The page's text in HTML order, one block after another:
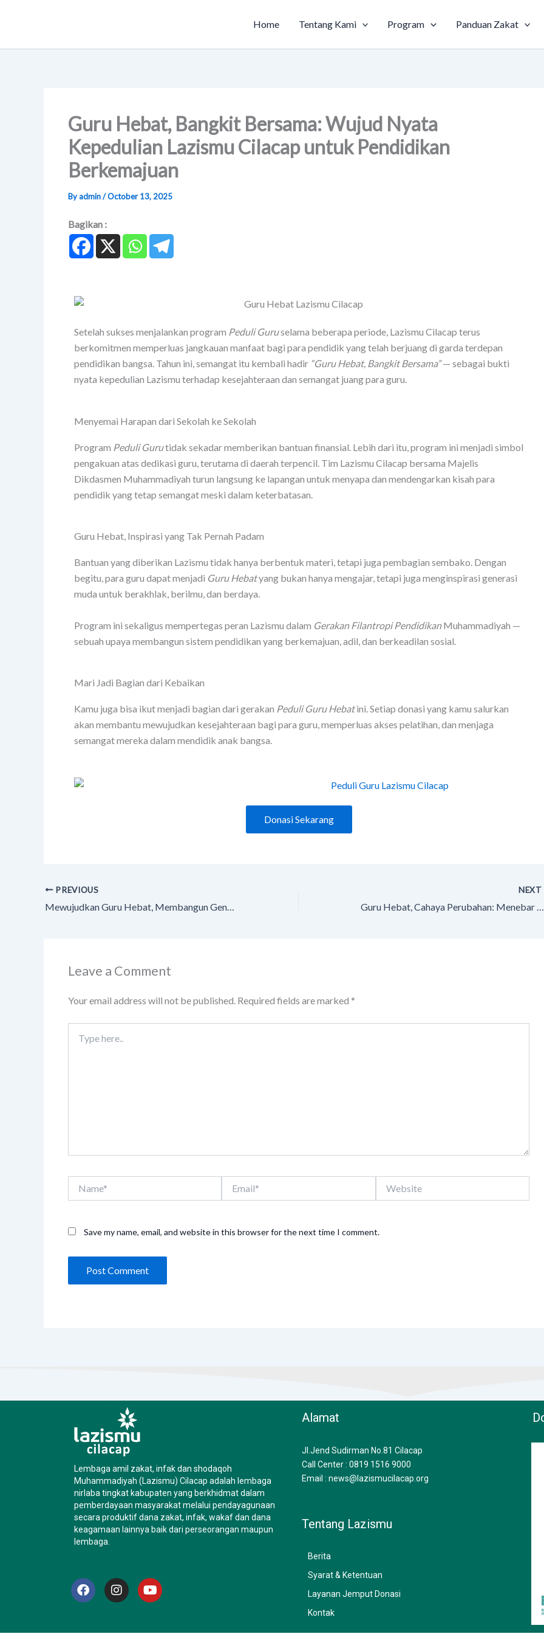
Home Tentang Kami Program Panduan Zakat
Guru Hebat, Bangkit Bersama: Wujud Nyata
Kepedulian Lazismu Cilacap untuk Pendidikan
Berkemajuan
By admin/October 13, 2025
Bagikan :
Setelah sukses menjalankan program Peduli Guruselama beberapa periode, Lazismu Cilacap terus
berkomitmen memperluas jangkauan manfaat bagi para pendidik yang telah berjuang di garda terdepan
pendidikan bangsa. Tahun ini, semangat itu kembali hadir “Guru Hebat, Bangkit Bersama”— sebagai bukti
nyata kepedulian Lazismu terhadap kesejahteraan dan semangat juang para guru.
Menyemai Harapan dari Sekolah ke Sekolah
Program Peduli Gurutidak sekadar memberikan bantuan finansial. Lebih dari itu, program ini menjadi simbol
pengakuan atas dedikasi guru, terutama di daerah terpencil. Tim Lazismu Cilacap bersama Majelis
Dikdasmen Muhammadiyah turun langsung ke lapangan untuk menyapa dan mendengarkan kisah para
pendidik yang tetap semangat meski dalam keterbatasan.
Guru Hebat, Inspirasi yang Tak Pernah Padam
Bantuan yang diberikan Lazismu tidak hanya berbentuk materi, tetapi juga pembagian sembako. Dengan
begitu, para guru dapat menjadi Guru Hebatyang bukan hanya mengajar, tetapi juga menginspirasi generasi
muda untuk berakhlak, berilmu, dan berdaya.
Program ini sekaligus mempertegas peran Lazismu dalam Gerakan Filantropi PendidikanMuhammadiyah —
sebuah upaya membangun sistem pendidikan yang berkemajuan, adil, dan berkeadilan sosial.
Mari Jadi Bagian dari Kebaikan
Kamu juga bisa ikut menjadi bagian dari gerakan Peduli Guru Hebatini. Setiap donasi yang kamu salurkan
akan membantu mewujudkan kesejahteraan bagi para guru, memperluas akses pelatihan, dan menjaga
semangat mereka dalam mendidik anak bangsa.
Donasi Sekarang
PREVIOUS
Mewujudkan Guru Hebat, Membangun Generasi Hebat: Kiprah Lazismu Cilacap dalam Peduli Pendidikan
NEXT
Guru Hebat, Cahaya Perubahan: Menebar Manfaat Bersama Lazismu Cilacap
Leave a Comment
Your email address will not be published. Required fields are marked *
here..
Save my name, email, and website in this browser for the next time I comment.
Lembaga amil zakat, infak dan shodaqoh
Muhammadiyah (Lazismu) Cilacap adalah lembaga
nirlaba tingkat kabupaten yang berkhidmat dalam
pemberdayaan masyarakat melalui pendayagunaan
secara produktif dana zakat, infak, wakaf dan dana
keagamaan lainnya baik dari perseorangan maupun
lembaga.
F
a
c
I
n
s
Y
o
u
Alamat
Jl.Jend Sudirman No.81 Cilacap
Call Center : 0819 1516 9000
Email : news@lazismucilacap.org
Tentang Lazismu
Berita
Syarat & Ketentuan
Layanan Jemput Donasi
Kontak